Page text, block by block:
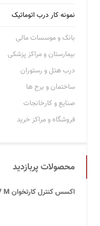
نمونه کار درب اتوماتیک
بانک و موسسات مالی
بیمارستان و مراکز پزشکی
درب هتل و رستوران
ساختمان و برج ها
صنایع و کارخانجات
فروشگاه و مراکز خرید
محصولات پربازدید
اکسس کنترل کارتخوان BETA 1217 M